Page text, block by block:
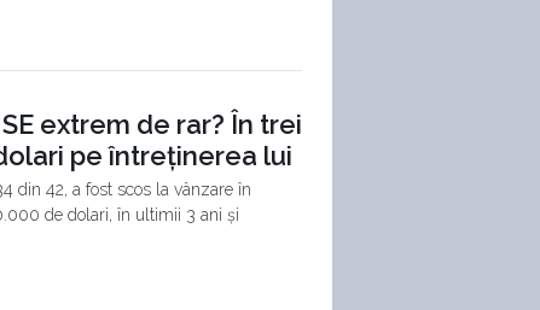
extrem de rar? În trei
pe întreținerea lui
din 42, a fost scos la vânzare în
de dolari, în ultimii 3 ani și